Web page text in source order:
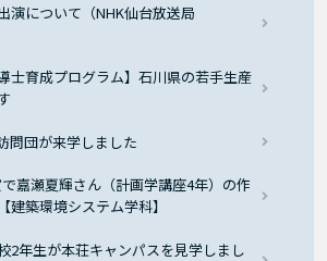
演について（NHK仙台放送局
士育成プログラム】石川県の若手生産
問団が来学しました
嘉瀬夏輝さん（計画学講座4年）の作
建築環境システム学科】
2年生が本荘キャンパスを見学しまし